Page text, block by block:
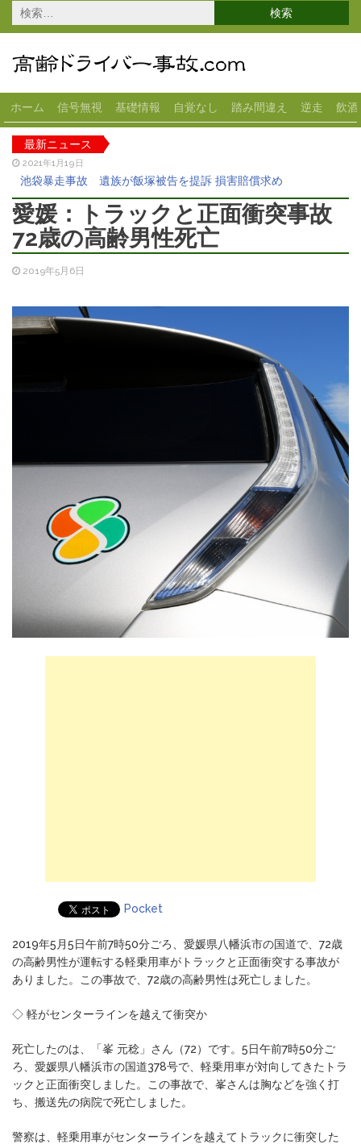
検
索:
ホーム 信号無視 基礎情報 自覚なし 踏み間違え 逆走 飲酒
最新ニュース
2021年1月19日
池袋暴走事故 遺族が飯塚被告を提訴 損害賠償求め
2020年12月18日
高齢女性が運転の車がスーパーに突っ込む 宇都宮
2020年11月13日
70代女性が運転のベンツが横転 大田区
2020年10月28日
2020年10月22日
スーパーに83歳女性の車が突っ込む 1人ケガ 大垣市
75歳男性が運転の車が地下鉄の入口に突っ込む 新宿
愛媛：トラックと正面衝突事故
72歳の高齢男性死亡
2019年5月6日
Pocket
2019年5月5日午前7時50分ごろ、愛媛県八幡浜市の国道で、72歳
の高齢男性が運転する軽乗用車がトラックと正面衝突する事故が
ありました。この事故で、72歳の高齢男性は死亡しました。
◇ 軽がセンターラインを越えて衝突か
死亡したのは、「峯 元稔」さん（72）です。5日午前7時50分ご
ろ、愛媛県八幡浜市の国道378号で、軽乗用車が対向してきたトラ
ックと正面衝突しました。この事故で、峯さんは胸などを強く打
ち、搬送先の病院で死亡しました。
警察は、軽乗用車がセンターラインを越えてトラックに衝突した